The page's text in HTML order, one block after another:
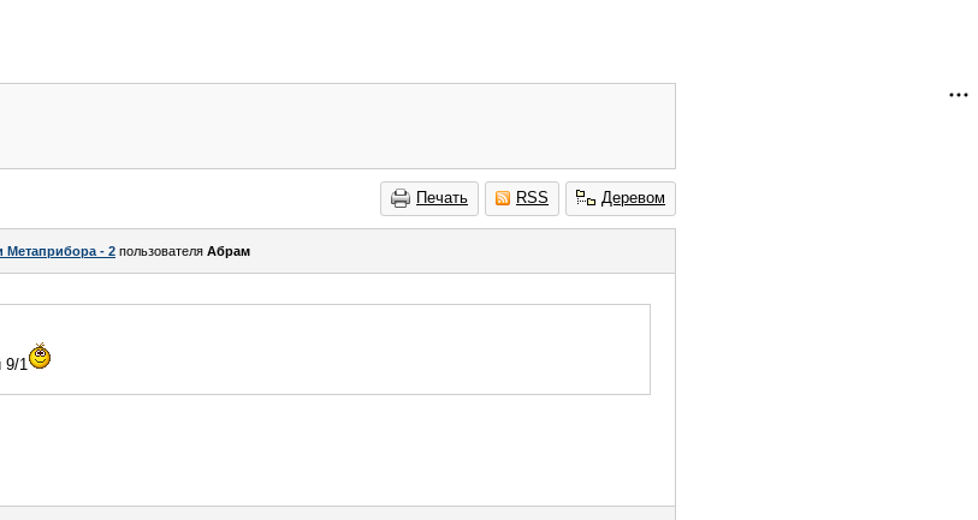
Печать RSS Деревом
Метаприбора - 2 пользователя Абрам
9/1